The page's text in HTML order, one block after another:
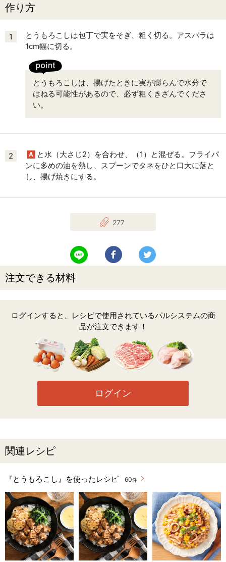
作り方
1
とうもろこしは包丁で実をそぎ、粗く切る。アスパラは
1cm幅に切る。
とうもろこしは、揚げたときに実が膨らんで水分で
はねる可能性があるので、必ず粗くきざんでくださ
い。
2 A と水（大さじ2）を合わせ、（1）と混ぜる。フライパ
ンに多めの油を熱し、スプーンでタネをひと口大に落と
し、揚げ焼きにする。
277
LINEで送る Facebookでシェアする
注文できる材料
ログインすると、レシピで使用されているパルシステムの商
品が注文できます！
ログイン
関連レシピ
『とうもろこし』を使ったレシピ 60件